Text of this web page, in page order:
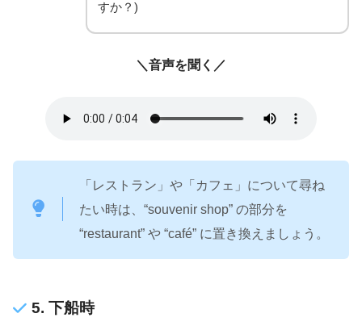
すか？)
＼音声を聞く／
「レストラン」や「カフェ」について尋ね
たい時は、“souvenir shop” の部分を
“restaurant” や “café” に置き換えましょう。
5. 下船時